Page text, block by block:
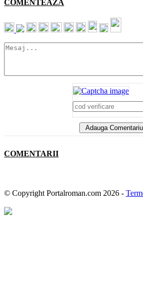
COMENTEAZA
Adauga Comentariu
COMENTARII
© Copyright Portalroman.com 2026 -